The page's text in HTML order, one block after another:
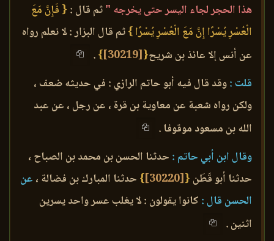
هذا الحجر لجاء اليسر حتى يخرجه "ثم قال : { فَإِنَّ مَعَ
الْعُسْرِ يُسْرًا إِنَّ مَعَ الْعُسْرِ يُسْرًا }ثم قال البزار : لا نعلم رواه
عن أنس إلا عائذ بن شريح{
[30219]
}
.
قلت :وقد قال فيه أبو حاتم الرازي : في حديثه ضعف ،
ولكن رواه شعبة عن معاوية بن قرة ، عن رجل ، عن عبد
الله بن مسعود موقوفا .
وقال ابن أبي حاتم : حدثنا الحسن بن محمد بن الصباح ،
حدثنا أبو قَطَن {
[30220]
} حدثنا المبارك بن فضالة ، عن
الحسن قال : كانوا يقولون : لا يغلب عسر واحد يسرين
اثنين .